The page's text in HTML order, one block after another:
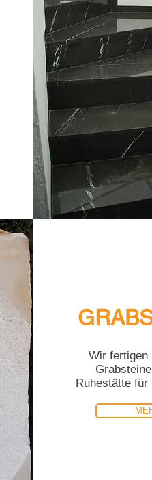
Wir fertigen
Ruhestätte für